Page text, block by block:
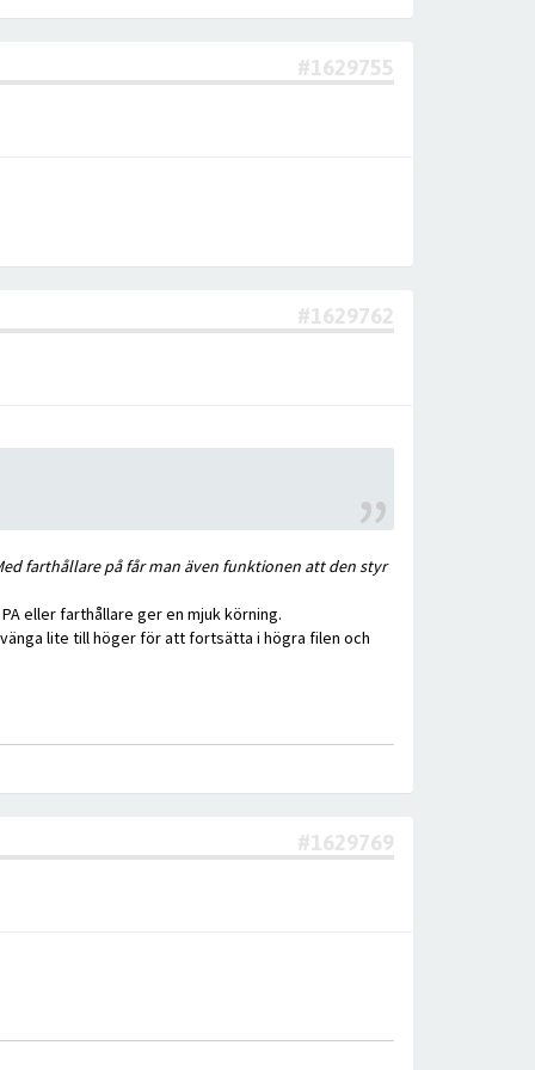
#1629755
#1629762
farthållare på får man även funktionen att den styr
eller farthållare ger en mjuk körning.
lite till höger för att fortsätta i högra filen och
#1629769